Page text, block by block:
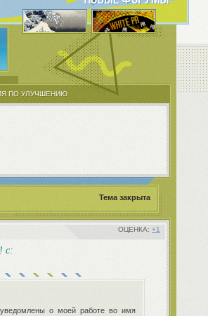
ПО УЛУЧШЕНИЮ
Тема закрыта
с:
о моей работе во имя
+1